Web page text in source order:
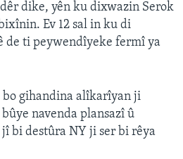
dike, yên ku dixwazin Serok
Ev 12 sal in ku di
de ti peywendîyeke fermî ya
bo gihandina alîkarîyan ji
navenda plansazî û
bi destûra NY ji ser bi rêya